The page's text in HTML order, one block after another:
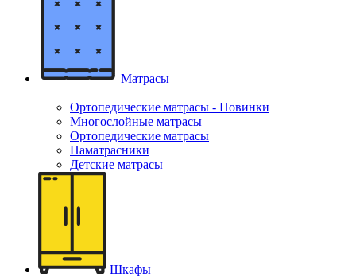
Матрасы
Ортопедические матрасы - Новинки
Многослойные матрасы
Ортопедические матрасы
Наматрасники
Детские матрасы
Шкафы